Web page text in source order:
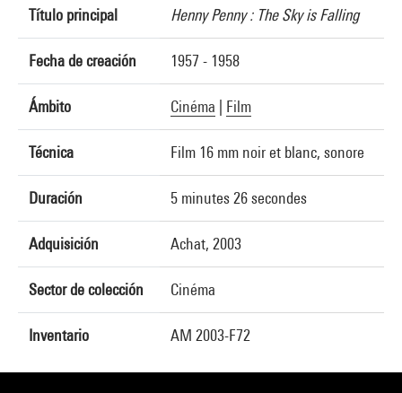
Título principal Henny Penny : The Sky is Falling
Fecha de creación 1957 - 1958
Ámbito Cinéma Film
Técnica Film 16 mm noir et blanc, sonore
Duración 5 minutes 26 secondes
Adquisición Achat, 2003
Sector de colección Cinéma
Inventario AM 2003-F72